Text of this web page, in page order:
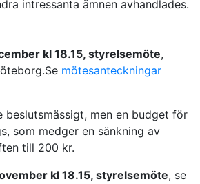
intressanta ämnen avhandlades.
kl 18.15, styrelsemöte,
mötesanteckningar
beslutsmässigt, men en budget för
som medger en sänkning av
till 200 kr.
kl 18.15, styrelsemöte, se